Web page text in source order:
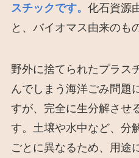
スチックです。 化石資源
と、バイオマス由来のも
野外に捨てられたプラス
んでしまう海洋ごみ問題
すが、完全に生分解させ
す。土壌や水中など、分
ごとに異なるため、用途